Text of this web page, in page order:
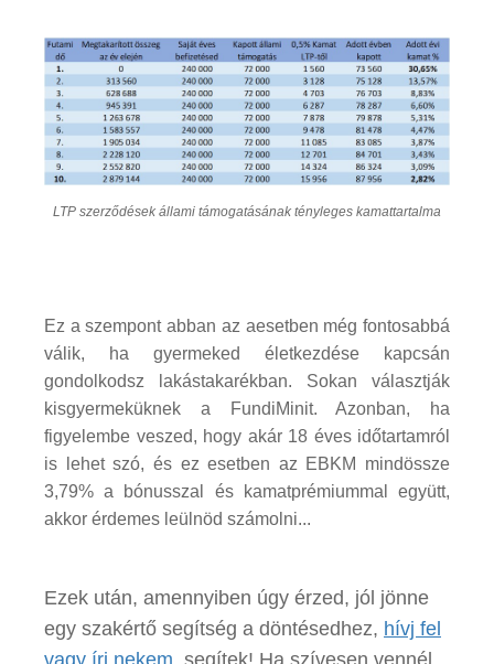
LTP szerződések állami támogatásának tényleges kamattartalma
Ez a szempont abban az aesetben még fontosabbá
válik, ha gyermeked életkezdése kapcsán
gondolkodsz lakástakarékban. Sokan választják
kisgyermeküknek a FundiMinit. Azonban, ha
figyelembe veszed, hogy akár 18 éves időtartamról
is lehet szó, és ez esetben az EBKM mindössze
3,79% a bónusszal és kamatprémiummal együtt,
akkor érdemes leülnöd számolni...
Ezek után, amennyiben úgy érzed, jól jönne
egy szakértő segítség a döntésedhez, hívj fel
vagy írj nekem , segítek! Ha szívesen vennél